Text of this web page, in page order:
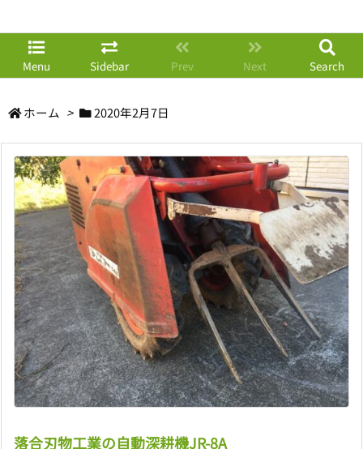
Menu Sidebar Prev Next Search
ホーム > 2020年2月7日
落合刃物工業の自動深耕機JR-8A